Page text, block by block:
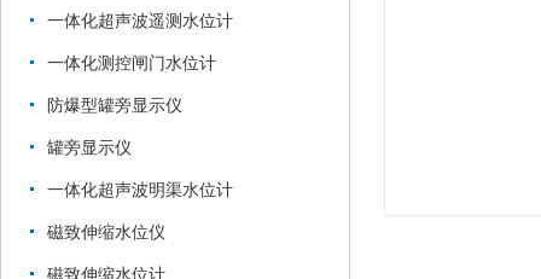
一体化超声波遥测水位计
一体化测控闸门水位计
防爆型罐旁显示仪
罐旁显示仪
一体化超声波明渠水位计
磁致伸缩水位仪
磁致伸缩水位计